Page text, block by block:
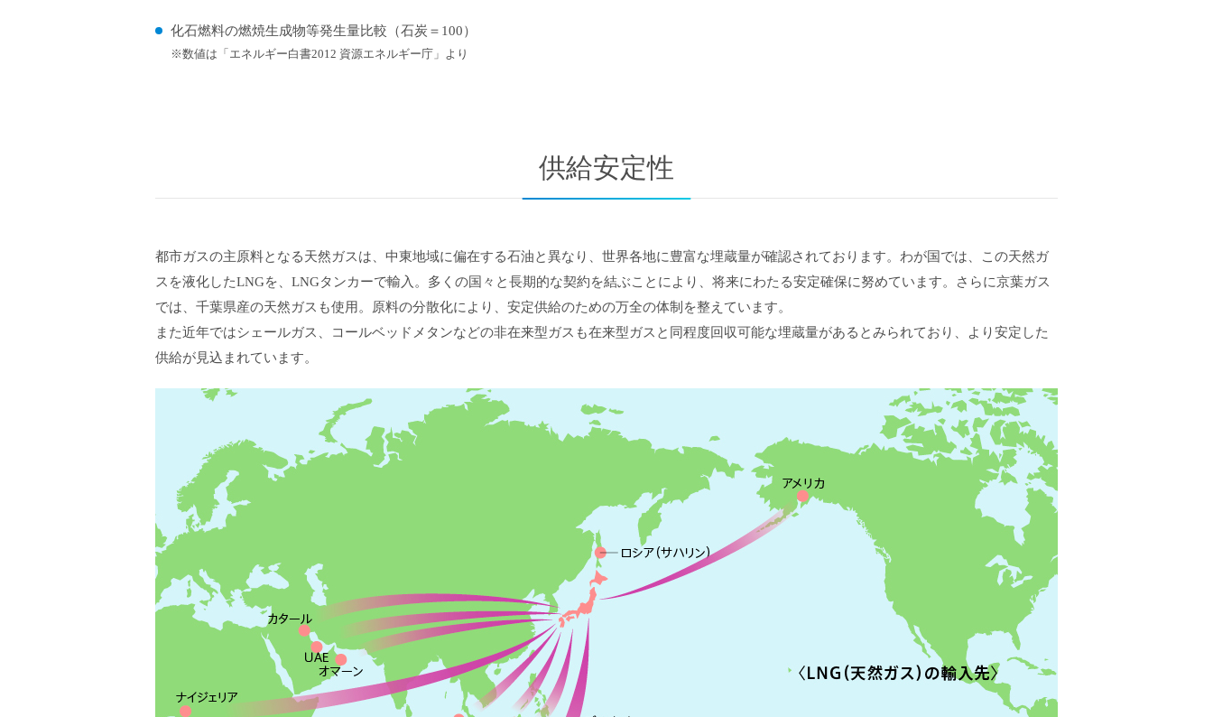
化石燃料の燃焼生成物等発生量比較 （石炭＝100）
※数値は「エネルギー白書2012 資源エネルギー庁」より
供給安定性
都市ガスの主原料となる天然ガスは、中東地域に偏在する石油と異なり、世界各地に豊富な埋蔵量が確認されております。わが国では、この天然ガ
スを液化したLNGを、LNGタンカーで輸入。多くの国々と長期的な契約を結ぶことにより、将来にわたる安定確保に努めています。さらに京葉ガス
では、千葉県産の天然ガスも使用。原料の分散化により、安定供給のための万全の体制を整えています。
また近年ではシェールガス、コールベッドメタンなどの非在来型ガスも在来型ガスと同程度回収可能な埋蔵量があるとみられており、より安定した
供給が見込まれています。